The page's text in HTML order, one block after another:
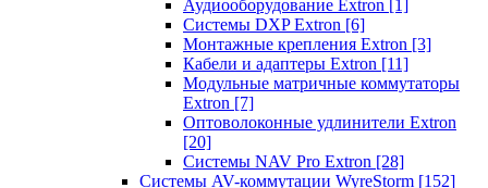
Аудиооборудование Extron [1]
Системы DXP Extron [6]
Монтажные крепления Extron [3]
Кабели и адаптеры Extron [11]
Модульные матричные коммутаторы
Extron [7]
Оптоволоконные удлинители Extron
[20]
Системы NAV Pro Extron [28]
Системы AV-коммутации WyreStorm [152]